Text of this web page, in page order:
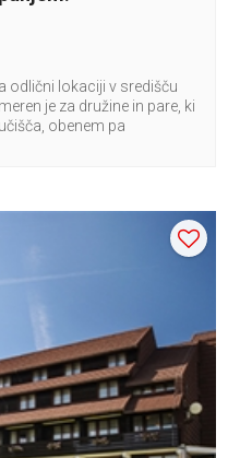
odlični lokaciji v središču
je za družine in pare, ki
obenem pa